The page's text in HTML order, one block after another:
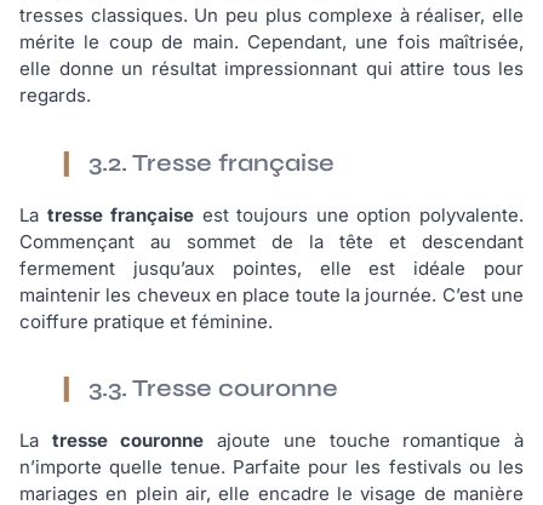
tresses classiques. Un peu plus complexe à réaliser, elle
mérite le coup de main. Cependant, une fois maîtrisée,
elle donne un résultat impressionnant qui attire tous les
regards.
3.2. Tresse française
La tresse française est toujours une option polyvalente.
Commençant au sommet de la tête et descendant
fermement jusqu’aux pointes, elle est idéale pour
maintenir les cheveux en place toute la journée. C’est une
coiffure pratique et féminine.
3.3. Tresse couronne
La tresse couronne ajoute une touche romantique à
n’importe quelle tenue. Parfaite pour les festivals ou les
mariages en plein air, elle encadre le visage de manière